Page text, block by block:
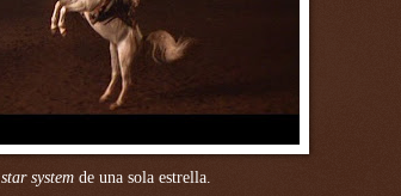
star system de una sola estrella.